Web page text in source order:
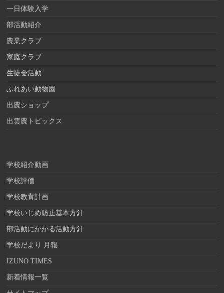
一日体験入学
部活動紹介
農業クラブ
家庭クラブ
生徒会活動
ふれあい動物園
出農ショップ
出雲農トピックス
学校紹介動画
学校評価
学校教育計画
学校いじめ防止基本方針
部活動にかかる活動方針
学校だより 月報
IZUNO TIMES
新着情報一覧